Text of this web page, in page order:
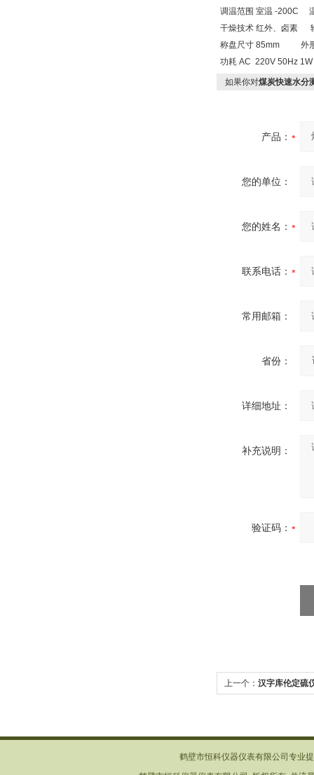
调温范围 室温 -200C
干燥技术 红外、卤素
称盘尺寸 85mm 外形
功耗 AC 220V 50Hz
如果你对煤炭快速水分
产品：
您的单位：
您的姓名：
联系电话：
常用邮箱：
省份：
详细地址：
补充说明：
验证码：
上一个： 汉字库伦定硫
鹤壁市恒科仪器仪表有限公司专业